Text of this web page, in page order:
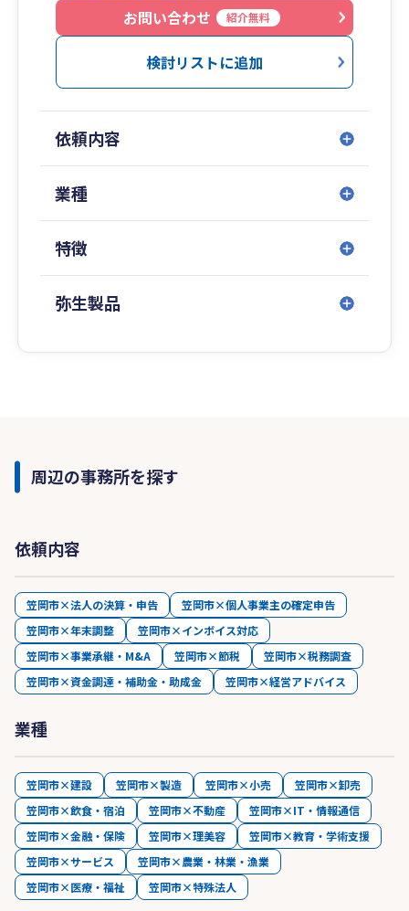
お問い合わせ
紹介無料
検討リストに追加
依頼内容
業種
特徴
弥生製品
周辺の事務所を探す
依頼内容
笠岡市×法人の決算・申告
笠岡市×個人事業主の確定申告
笠岡市×年末調整
笠岡市×インボイス対応
笠岡市×事業承継・M&A
笠岡市×節税
笠岡市×税務調査
笠岡市×資金調達・補助金・助成金
笠岡市×経営アドバイス
業種
笠岡市×建設 笠岡市×製造 笠岡市×小売
笠岡市×卸売
笠岡市×飲食・宿泊
笠岡市×不動産
笠岡市×IT・情報通信
笠岡市×金融・保険
笠岡市×理美容
笠岡市×教育・学術支援
笠岡市×サービス
笠岡市×農業・林業・漁業
笠岡市×医療・福祉
笠岡市×特殊法人